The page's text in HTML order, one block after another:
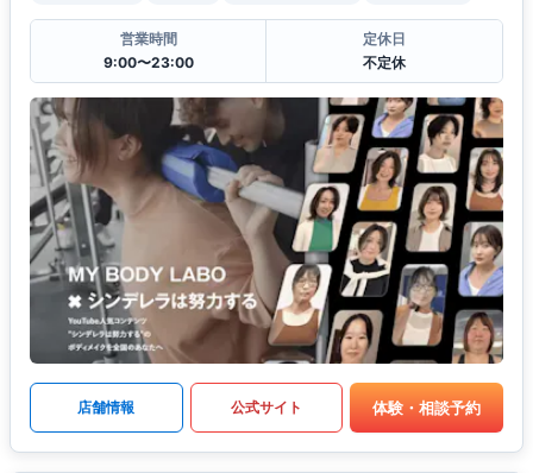
営業時間
9:00〜23:00
定休日
不定休
店舗情報 公式サイト 体験・相談予約